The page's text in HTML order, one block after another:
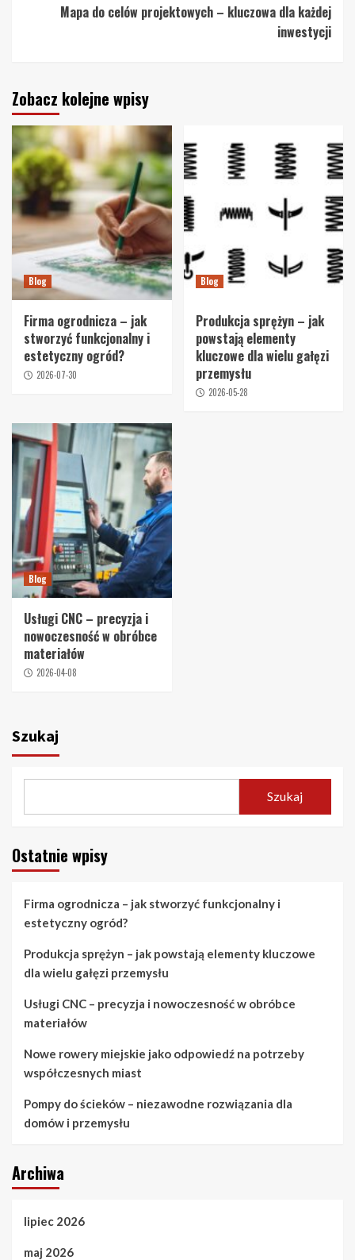
Mapa do celów projektowych – kluczowa dla każdej
inwestycji
Zobacz kolejne wpisy
Blog
Firma ogrodnicza – jak
stworzyć funkcjonalny i
estetyczny ogród?
2026-07-30
Blog
Produkcja sprężyn – jak
powstają elementy
kluczowe dla wielu gałęzi
przemysłu
2026-05-28
Blog
Usługi CNC – precyzja i
nowoczesność w obróbce
materiałów
2026-04-08
Szukaj
Szukaj
Ostatnie wpisy
Firma ogrodnicza – jak stworzyć funkcjonalny i
estetyczny ogród?
Produkcja sprężyn – jak powstają elementy kluczowe
dla wielu gałęzi przemysłu
Usługi CNC – precyzja i nowoczesność w obróbce
materiałów
Nowe rowery miejskie jako odpowiedź na potrzeby
współczesnych miast
Pompy do ścieków – niezawodne rozwiązania dla
domów i przemysłu
Archiwa
lipiec 2026
maj 2026